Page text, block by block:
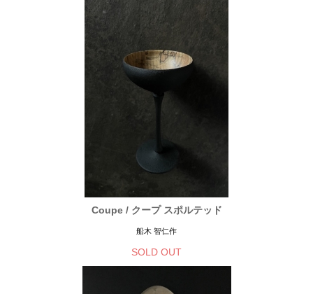
Coupe / クープ スポルテッド
船木 智仁作
SOLD OUT